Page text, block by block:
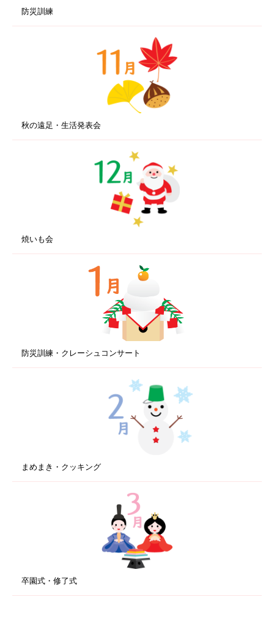
防災訓練
秋の遠足・生活発表会
焼いも会
防災訓練・クレーシュコンサート
まめまき・クッキング
卒園式・修了式